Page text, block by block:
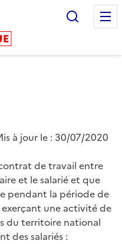
à jour le : 30/07/2020
de travail entre
et le salarié et que
pendant la période de
une activité de
du territoire national
des salariés :